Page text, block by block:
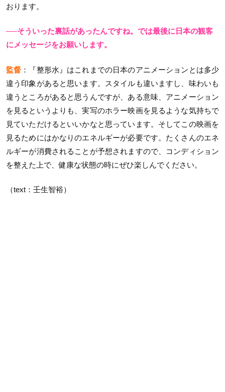
おります。
──そういった裏話があったんですね。では最後に日本の観客
にメッセージをお願いします。
監督 ：『整形水』はこれまでの日本のアニメーションとは多少
違う印象があると思います。スタイルも違いますし、味わいも
違うところがあると思うんですが、ある意味、アニメーション
を見るというよりも、実写のホラー映画を見るような気持ちで
見ていただけるといいかなと思っています。そしてこの映画を
見るためにはかなりのエネルギーが必要です。たくさんのエネ
ルギーが消費されることが予想されますので、コンディション
を整えた上で、健康な状態の時にぜひ楽しんでください。
（text：壬生智裕）